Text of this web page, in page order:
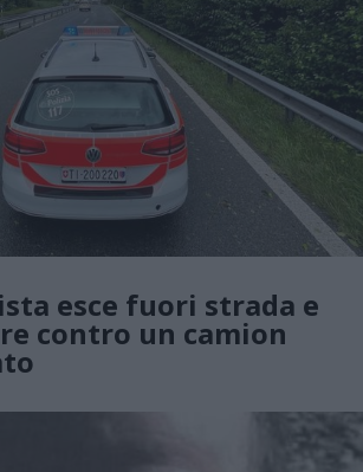
esce fuori strada e
contro un camion